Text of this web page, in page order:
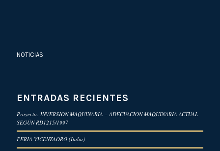
NOTICIAS
ENTRADAS RECIENTES
Proyecto: INVERSION MAQUINARIA – ADECUACION MAQUINARIA ACTUAL
SEGÚN RD1215/1997
FERIA VICENZAORO (Italia)